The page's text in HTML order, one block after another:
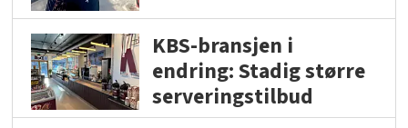
KBS-bransjen i
endring: Stadig større
serveringstilbud